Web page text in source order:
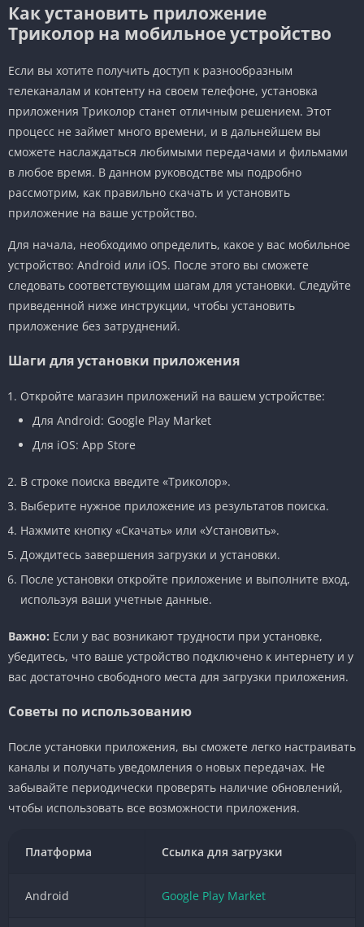
Как установить приложение
Триколор на мобильное устройство
Если вы хотите получить доступ к разнообразным
телеканалам и контенту на своем телефоне, установка
приложения Триколор станет отличным решением. Этот
процесс не займет много времени, и в дальнейшем вы
сможете наслаждаться любимыми передачами и фильмами
в любое время. В данном руководстве мы подробно
рассмотрим, как правильно скачать и установить
приложение на ваше устройство.
Для начала, необходимо определить, какое у вас мобильное
устройство: Android или iOS. После этого вы сможете
следовать соответствующим шагам для установки. Следуйте
приведенной ниже инструкции, чтобы установить
приложение без затруднений.
Шаги для установки приложения
Откройте магазин приложений на вашем устройстве:
Для Android: Google Play Market
Для iOS: App Store
В строке поиска введите «Триколор».
Выберите нужное приложение из результатов поиска.
Нажмите кнопку «Скачать» или «Установить».
Дождитесь завершения загрузки и установки.
После установки откройте приложение и выполните вход,
используя ваши учетные данные.
Важно: Если у вас возникают трудности при установке,
убедитесь, что ваше устройство подключено к интернету и у
вас достаточно свободного места для загрузки приложения.
Советы по использованию
После установки приложения, вы сможете легко настраивать
каналы и получать уведомления о новых передачах. Не
забывайте периодически проверять наличие обновлений,
чтобы использовать все возможности приложения.
Платформа Ссылка для загрузки
Android Google Play Market